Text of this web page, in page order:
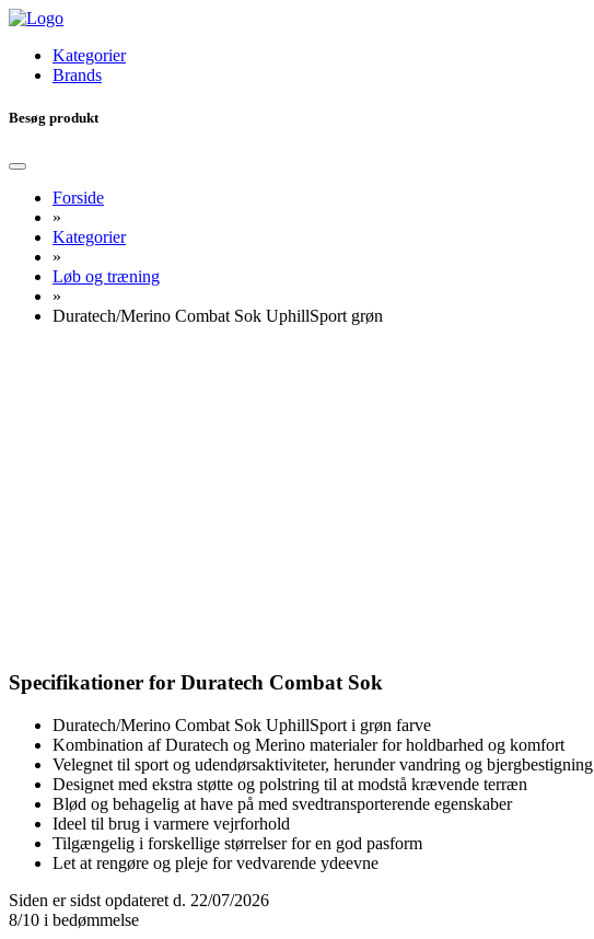
Kategorier
Brands
Besøg produkt
Forside
»
Kategorier
»
Løb og træning
»
Duratech/Merino Combat Sok UphillSport grøn
Specifikationer for Duratech Combat Sok
Duratech/Merino Combat Sok UphillSport i grøn farve
Kombination af Duratech og Merino materialer for holdbarhed og komfort
Velegnet til sport og udendørsaktiviteter, herunder vandring og bjergbestigning
Designet med ekstra støtte og polstring til at modstå krævende terræn
Blød og behagelig at have på med svedtransporterende egenskaber
Ideel til brug i varmere vejrforhold
Tilgængelig i forskellige størrelser for en god pasform
Let at rengøre og pleje for vedvarende ydeevne
Siden er sidst opdateret d. 22/07/2026
8/10 i bedømmelse